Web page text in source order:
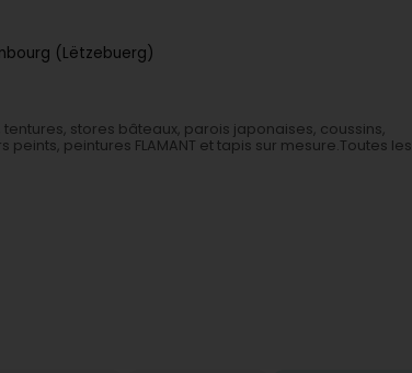
(Lëtzebuerg)
stores bâteaux, parois japonaises, coussins,
peintures FLAMANT et tapis sur mesure.Toutes les